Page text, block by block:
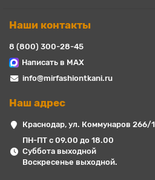
Наши контакты
8 (800) 300-28-45
Написать в MAX
info@mirfashiontkani.ru
Наш адрес
Краснодар, ул. Коммунаров 266/1
ПН-ПТ с 09.00 до 18.00
Суббота выходной
Воскресенье выходной.